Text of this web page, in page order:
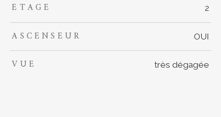
ETAGE 2
ASCENSEUR OUI
VUE très dégagée